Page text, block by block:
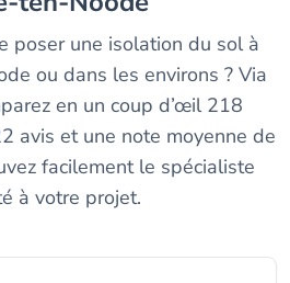
poser une isolation du sol à
ou dans les environs ? Via
en un coup d’œil 218
avis et une note moyenne de
facilement le spécialiste
à votre projet.